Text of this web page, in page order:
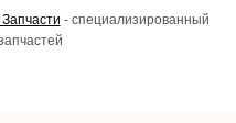
- специализированный